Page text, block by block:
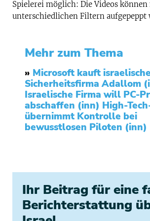
Spielerei möglich: Die Videos
unterschiedlichen Filtern aufgepeppt
Mehr zum Thema
» Microsoft kauft
Sicherheitsfirma Adallom
Israelische Firma will PC-
abschaffen (inn) High-
übernimmt Kontrolle bei
bewusstlosen Piloten (inn)
Ihr Beitrag für eine
Berichterstattung